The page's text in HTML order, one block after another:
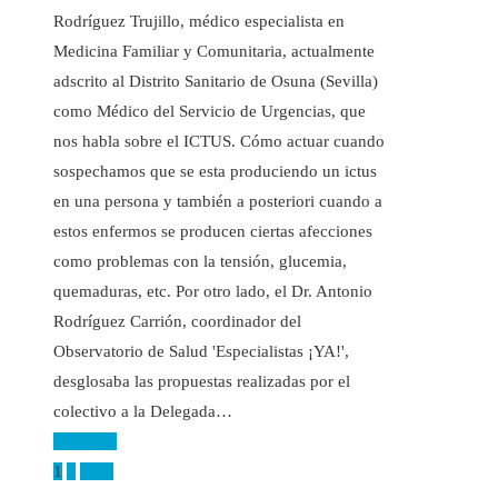
Rodríguez Trujillo, médico especialista en
Medicina Familiar y Comunitaria, actualmente
adscrito al Distrito Sanitario de Osuna (Sevilla)
como Médico del Servicio de Urgencias, que
nos habla sobre el ICTUS. Cómo actuar cuando
sospechamos que se esta produciendo un ictus
en una persona y también a posteriori cuando a
estos enfermos se producen ciertas afecciones
como problemas con la tensión, glucemia,
quemaduras, etc. Por otro lado, el Dr. Antonio
Rodríguez Carrión, coordinador del
Observatorio de Salud 'Especialistas ¡YA!',
desglosaba las propuestas realizadas por el
colectivo a la Delegada…
Paginación
1